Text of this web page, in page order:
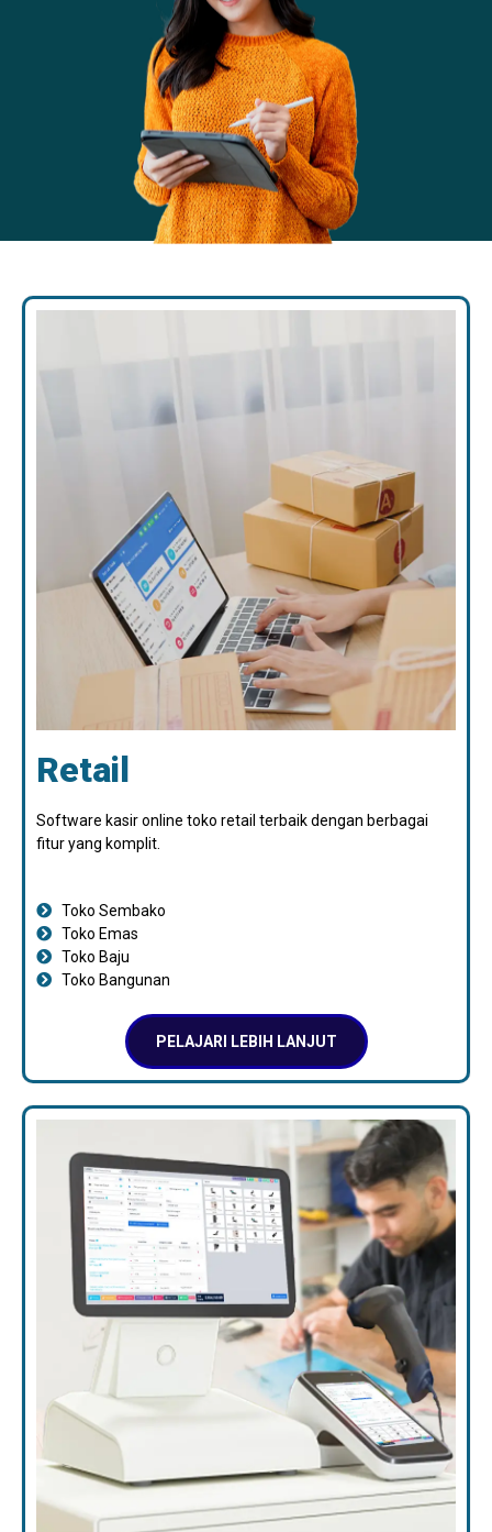
Retail
Software kasir online toko retail terbaik dengan berbagai
fitur yang komplit.
Toko Sembako
Toko Emas
Toko Baju
Toko Bangunan
PELAJARI LEBIH LANJUT